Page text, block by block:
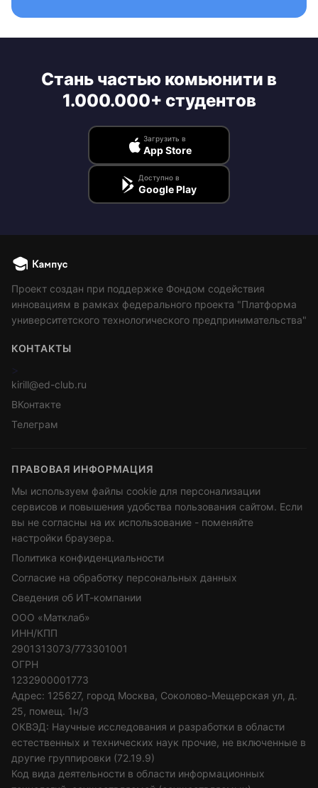
Стань частью комьюнити в
1.000.000+ студентов
Загрузить в
App Store
Доступно в
Google Play
Проект создан при поддержке Фондом содействия
инновациям в рамках федерального проекта "Платформа
университетского технологического предпринимательства"
КОНТАКТЫ
>
kirill@ed-club.ru
ВКонтакте
Телеграм
ПРАВОВАЯ ИНФОРМАЦИЯ
Мы используем файлы cookie для персонализации
сервисов и повышения удобства пользования сайтом. Если
вы не согласны на их использование - поменяйте
настройки браузера.
Политика конфиденциальности
Согласие на обработку персональных данных
Сведения об ИТ-компании
ООО «Матклаб»
ИНН/КПП
2901313073/773301001
ОГРН
1232900001773
Адрес: 125627, город Москва, Соколово-Мещерская ул, д.
25, помещ. 1н/3
ОКВЭД: Научные исследования и разработки в области
естественных и технических наук прочие, не включенные в
другие группировки (72.19.9)
Код вида деятельности в области информационных